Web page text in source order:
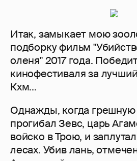
Итак, замыкает мою
подборку фильм
оленя" 2017 года.
кинофестиваля за
Кхм...
Однажды, когда
прогибал Зевс, царь
войско в Трою, и
лесах. Убив лань,